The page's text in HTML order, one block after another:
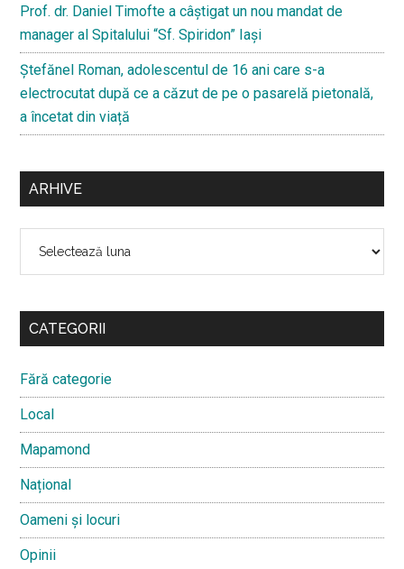
Prof. dr. Daniel Timofte a câștigat un nou mandat de
manager al Spitalului “Sf. Spiridon” Iași
Ştefănel Roman, adolescentul de 16 ani care s-a
electrocutat după ce a căzut de pe o pasarelă pietonală,
a încetat din viață
ARHIVE
CATEGORII
Fără categorie
Local
Mapamond
Național
Oameni și locuri
Opinii